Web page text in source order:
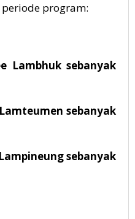
program:
Lambhuk sebanyak
sebanyak
sebanyak